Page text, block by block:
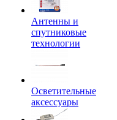
Антенны и
спутниковые
технологии
Осветительные
аксессуары